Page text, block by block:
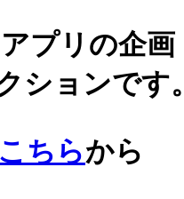
プリの企画
ションです。
こちらから